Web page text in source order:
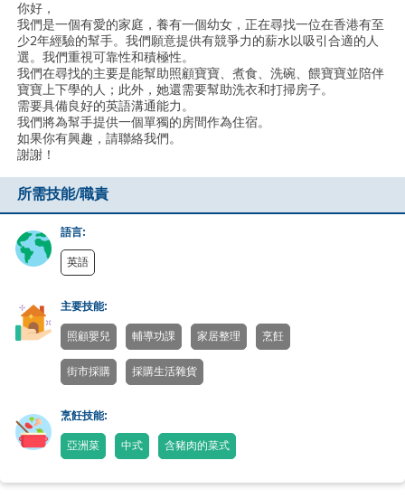
你好，
我們是一個有愛的家庭，養有一個幼女，正在尋找一位在香港有至
少2年經驗的幫手。我們願意提供有競爭力的薪水以吸引合適的人
選。我們重視可靠性和積極性。
我們在尋找的主要是能幫助照顧寶寶、煮食、洗碗、餵寶寶並陪伴
寶寶上下學的人；此外，她還需要幫助洗衣和打掃房子。
需要具備良好的英語溝通能力。
我們將為幫手提供一個單獨的房間作為住宿。
如果你有興趣，請聯絡我們。
謝謝！
所需技能/職責
語言:
英語
主要技能:
照顧嬰兒 輔導功課 家居整理 烹飪
街市採購 採購生活雜貨
烹飪技能:
亞洲菜 中式 含豬肉的菜式